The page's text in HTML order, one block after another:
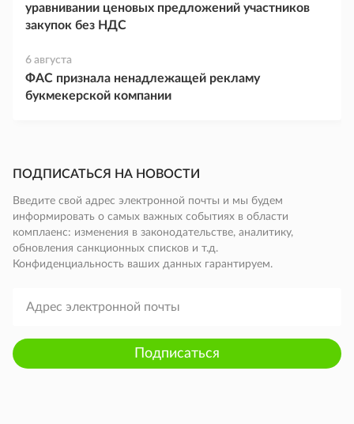
уравнивании ценовых предложений участников
закупок без НДС
6 августа
ФАС признала ненадлежащей рекламу
букмекерской компании
ПОДПИСАТЬСЯ НА НОВОСТИ
Введите свой адрес электронной почты и мы будем
информировать о самых важных событиях в области
комплаенс: изменения в законодательстве, аналитику,
обновления санкционных списков и т.д.
Конфиденциальность ваших данных гарантируем.
Подписаться